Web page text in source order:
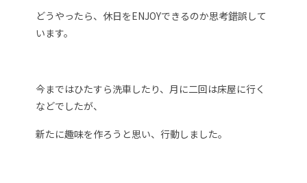
どうやったら、休日をENJOYできるのか思考錯誤して
います。
今まではひたすら洗車したり、月に二回は床屋に行く
などでしたが、
新たに趣味を作ろうと思い、行動しました。